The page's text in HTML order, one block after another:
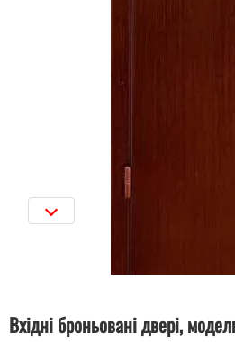
Вхідні броньовані двері,